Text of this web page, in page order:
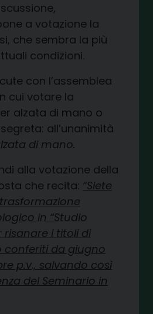
a votazione la
che sembra la più
condizioni.
con l’assemblea
cui votare la
alzata di mano o
all’unanimità
di mano.
alla votazione della
che recita: “Siete
in “Studio
risanare i titoli di
conferiti da giugno
p.v., salvando così
del Seminario in